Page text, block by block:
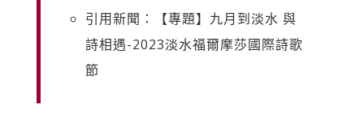
引用新聞：【專題】九月到淡水 與
詩相遇-2023淡水福爾摩莎國際詩歌
節